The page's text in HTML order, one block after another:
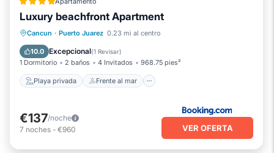
Luxury beachfront Apartment
Cancun · Puerto Juarez 0.23 mi al centro
10.0 Excepcional(1 Revisar)
1 Dormitorio 2 baños 4 Invitados 968.75 pies²
Playa privada Frente al mar
Playa privada
Frente al mar
Bañera de hidromasaje
€137/noche
7 noches - €960 VER OFERTA